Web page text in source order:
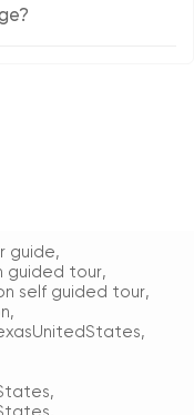
guide,
guided tour,
self guided tour,
,
,
,